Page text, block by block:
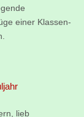
einer Klassen-
lieb